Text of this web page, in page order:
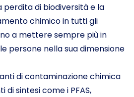
di biodiversità e la
chimico in tutti gli
a mettere sempre più in
persone nella sua dimensione
di contaminazione chimica
di sintesi come i PFAS,